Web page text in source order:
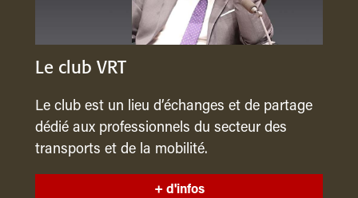
Le club VRT
Le club est un lieu d’échanges et de partage
dédié aux professionnels du secteur des
transports et de la mobilité.
+ d'infos